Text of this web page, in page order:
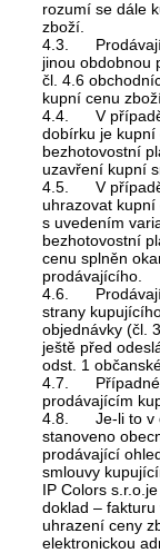
rozumí se dále
zboží.
4.3.
jinou obdobnou
čl. 4.6
kupní cenu
4.4. V případě
dobírku je
bezhotovostní
uzavření kupní
4.5. V případě
uhrazovat
s uvedením
bezhotovostní
cenu splněn
prodávajícího.
4.6.
strany
objednávky (čl.
ještě před
odst. 1
4.7. Případné
prodávajícím
4.8. Je-li to v
stanoveno
prodávající
smlouvy
IP Colors
doklad –
uhrazení ceny
elektronickou